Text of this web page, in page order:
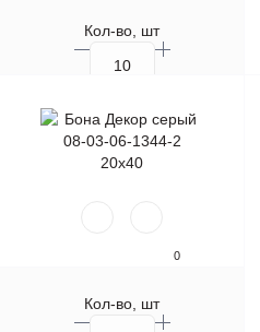
Кол-во, шт
0
Кол-во, шт